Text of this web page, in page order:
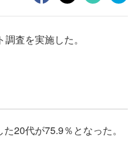
査を実施した。
20代が75.9％となった。